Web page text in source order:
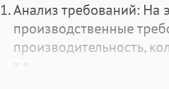
Анализ требований: На
производственные
производительность,